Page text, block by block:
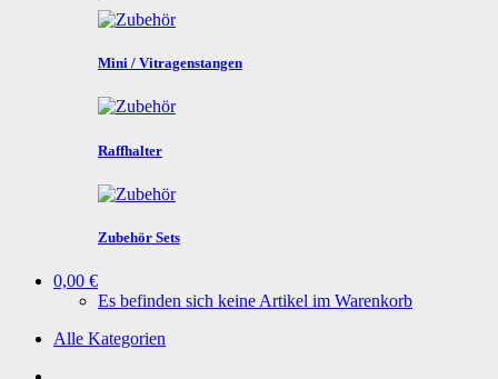
Mini / Vitragenstangen
Raffhalter
Zubehör Sets
0,00 €
Es befinden sich keine Artikel im Warenkorb
Alle Kategorien